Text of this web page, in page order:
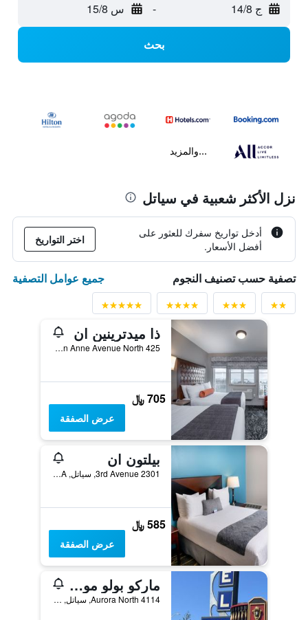
ج 14/8 - س 15/8
بحث
...والمزيد
نزل الأكثر شعبية في سياتل
أدخل تواريخ سفرك للعثور على
أفضل الأسعار.
اختر التواريخ
تصفية حسب تصنيف النجوم جميع عوامل التصفية
ذا ميدترينين ان
425 Queen Anne Avenue North, سياتل, WA, الولايات المتحدة الأميريكية
705 ﷼
عرض الصفقة
بيلتون ان
2301 3rd Avenue, سياتل, WA, الولايات المتحدة الأميريكية
585 ﷼
عرض الصفقة
ماركو بولو موتل
4114 Aurora North, سياتل, WA, الولايات المتحدة الأميريكية